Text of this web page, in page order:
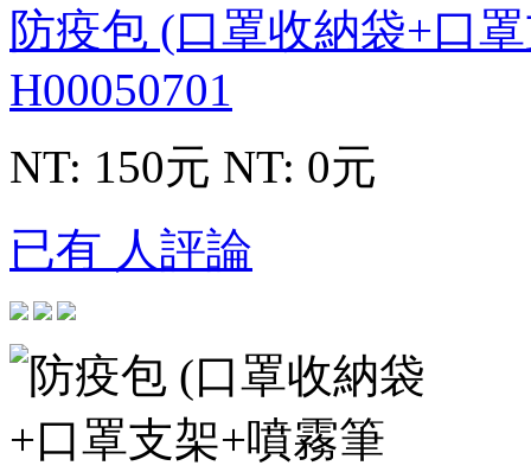
防疫包 (口罩收納袋+口
H00050701
NT: 150元 NT: 0元
已有 人評論